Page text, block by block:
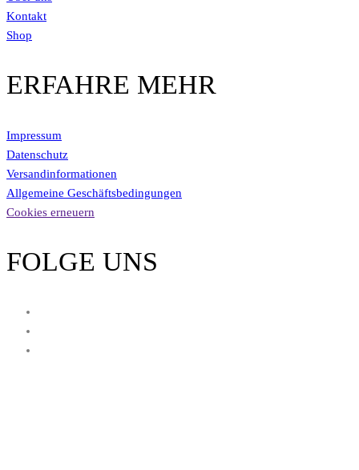
Kontakt
Shop
ERFAHRE MEHR
Impressum
Datenschutz
Versandinformationen
Allgemeine Geschäftsbedingungen
Cookies erneuern
FOLGE UNS